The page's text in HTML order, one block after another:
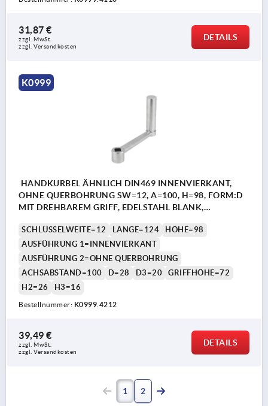
31,87 €
zzgl. MwSt.
zzgl. Versandkosten
DETAILS
K0999
HANDKURBEL ÄHNLICH DIN469 INNENVIERKANT,
OHNE QUERBOHRUNG SW=12, A=100, H=98, FORM:D
MIT DREHBAREM GRIFF, EDELSTAHL BLANK,
SCHLÜSSELWEITE=12 LÄNGE=124
HÖHE=98
AUSFÜHRUNG 1=INNENVIERKANT
AUSFÜHRUNG 2=OHNE QUERBOHRUNG
ACHSABSTAND=100
D=28 D3=20
GRIFFHÖHE=72
H2=26
H3=16
Bestellnummer: K0999.4212
39,49 €
zzgl. MwSt.
zzgl. Versandkosten
DETAILS
1 2